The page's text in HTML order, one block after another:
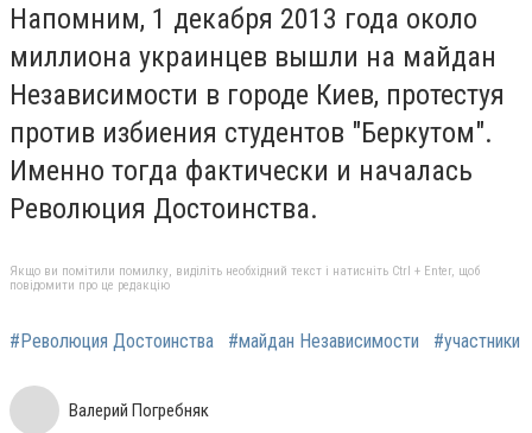
Напомним, 1 декабря 2013 года около
миллиона украинцев вышли на майдан
Независимости в городе Киев, протестуя
против избиения студентов "Беркутом".
Именно тогда фактически и началась
Революция Достоинства.
Якщо ви помітили помилку, виділіть необхідний текст і натисніть Ctrl + Enter, щоб
повідомити про це редакцію
#Революция Достоинства #майдан Независимости #участники
Валерий Погребняк